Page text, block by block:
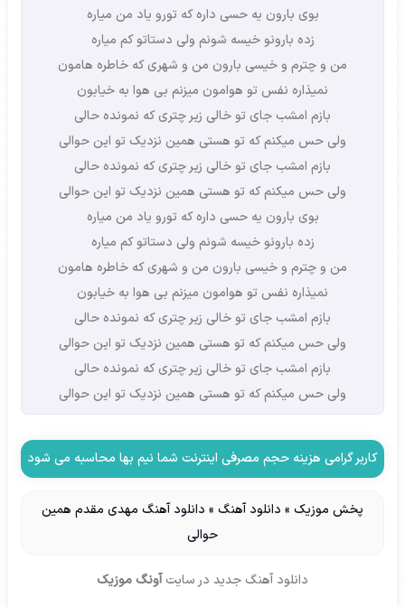
بوی بارون یه حسی داره که تورو یاد من میاره
زده بارونو خیسه شونم ولی دستاتو کم میاره
من و چترم و خیسی بارون من و شهری که خاطره هامون
نمیذاره نفس تو هوامون میزنم بی هوا به خیابون
بازم امشب جای تو خالی زیر چتری که نمونده حالی
ولی حس میکنم که تو هستی همین نزدیک تو این حوالی
بازم امشب جای تو خالی زیر چتری که نمونده حالی
ولی حس میکنم که تو هستی همین نزدیک تو این حوالی
بوی بارون یه حسی داره که تورو یاد من میاره
زده بارونو خیسه شونم ولی دستاتو کم میاره
من و چترم و خیسی بارون من و شهری که خاطره هامون
نمیذاره نفس تو هوامون میزنم بی هوا به خیابون
بازم امشب جای تو خالی زیر چتری که نمونده حالی
ولی حس میکنم که تو هستی همین نزدیک تو این حوالی
بازم امشب جای تو خالی زیر چتری که نمونده حالی
ولی حس میکنم که تو هستی همین نزدیک تو این حوالی
کاربر گرامی هزینه حجم مصرفی اینترنت شما نیم بها محاسبه می شود
پخش موزیک » دانلود آهنگ » دانلود آهنگ مهدی مقدم همین
حوالی
دانلود آهنگ جدید در سایت آونگ موزیک